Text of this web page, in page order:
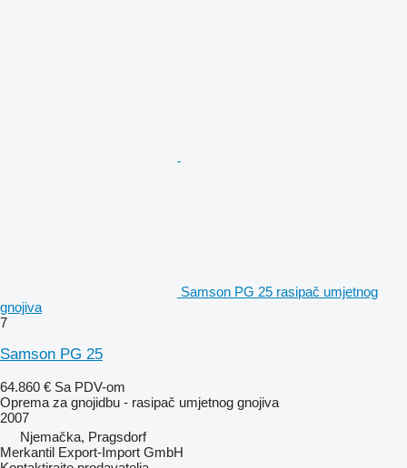
Samson PG 25 rasipač umjetnog
gnojiva
7
Samson PG 25
64.860 € Sa PDV-om
Oprema za gnojidbu - rasipač umjetnog gnojiva
2007
Njemačka, Pragsdorf
Merkantil Export-Import GmbH